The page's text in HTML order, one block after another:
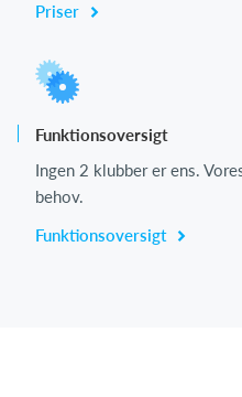
Priser
Funktionsoversigt
Ingen 2 klubber er ens.
behov.
Funktionsoversigt